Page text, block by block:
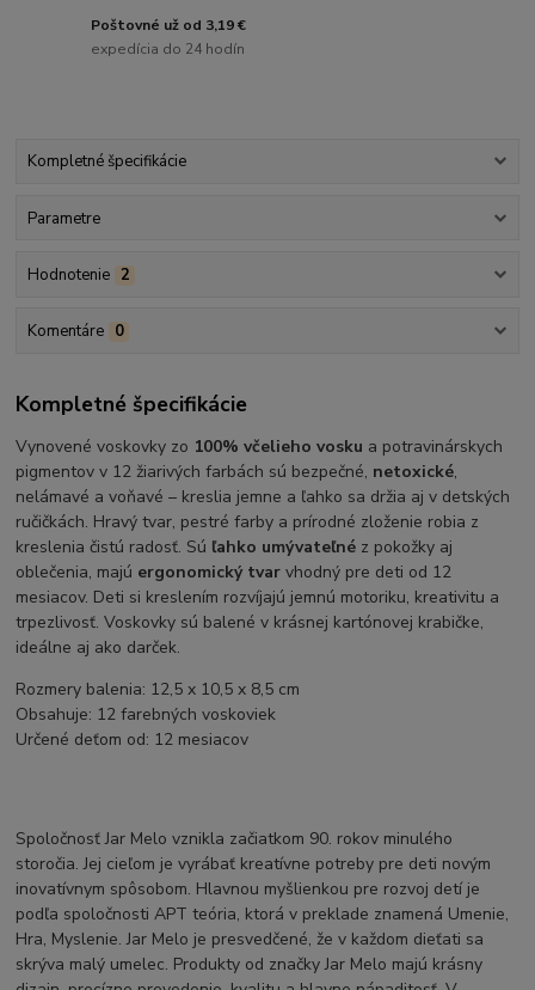
Poštovné už od 3,19 €
expedícia do 24 hodín
Kompletné špecifikácie
Parametre
Hodnotenie 2
Komentáre 0
Kompletné špecifikácie
Vynovené voskovky zo 100% včelieho vosku a potravinárskych
pigmentov v 12 žiarivých farbách sú bezpečné, netoxické,
nelámavé a voňavé – kreslia jemne a ľahko sa držia aj v detských
ručičkách. Hravý tvar, pestré farby a prírodné zloženie robia z
kreslenia čistú radosť. Sú ľahko umývateľné z pokožky aj
oblečenia, majú ergonomický tvarvhodný pre deti od 12
mesiacov. Deti si kreslením rozvíjajú jemnú motoriku, kreativitu a
trpezlivosť. Voskovky sú balené v krásnej kartónovej krabičke,
ideálne aj ako darček.
Rozmery balenia: 12,5 x 10,5 x 8,5 cm
Obsahuje: 12 farebných voskoviek
Určené deťom od: 12 mesiacov
Spoločnosť Jar Melo vznikla začiatkom 90. rokov minulého
storočia. Jej cieľom je vyrábať kreatívne potreby pre deti novým
inovatívnym spôsobom. Hlavnou myšlienkou pre rozvoj detí je
podľa spoločnosti APT teória, ktorá v preklade znamená Umenie,
Hra, Myslenie. Jar Melo je presvedčené, že v každom dieťati sa
skrýva malý umelec. Produkty od značky Jar Melo majú krásny